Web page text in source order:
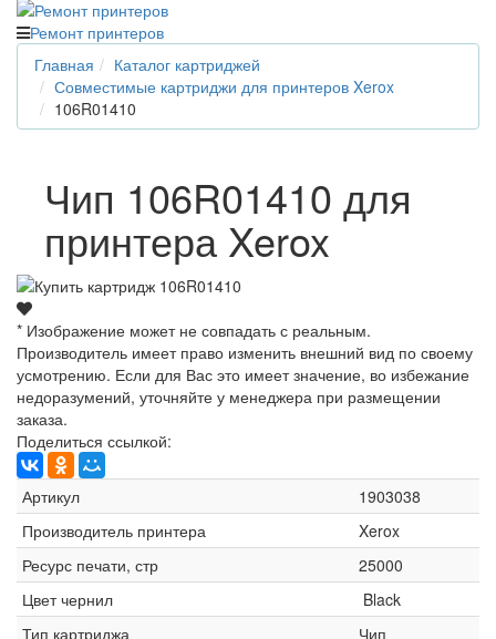
Ремонт принтеров
Главная
Каталог картриджей
Совместимые картриджи для принтеров Xerox
106R01410
Чип 106R01410 для
принтера Xerox
* Изображение может не совпадать с реальным.
Производитель имеет право изменить внешний вид по своему
усмотрению. Если для Вас это имеет значение, во избежание
недоразумений, уточняйте у менеджера при размещении
заказа.
Поделиться ссылкой:
Артикул
1903038
Производитель принтера
Xerox
Ресурс печати, стр
25000
Цвет чернил
Black
Тип картриджа
Чип